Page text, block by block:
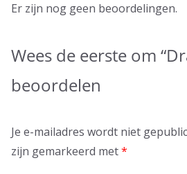
Er zijn nog geen beoordelingen.
Wees de eerste om
beoordelen
Je e-mailadres wordt niet
zijn gemarkeerd met*